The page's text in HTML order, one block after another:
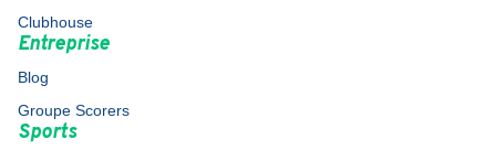
Clubhouse
Entreprise
Blog
Groupe Scorers
Sports